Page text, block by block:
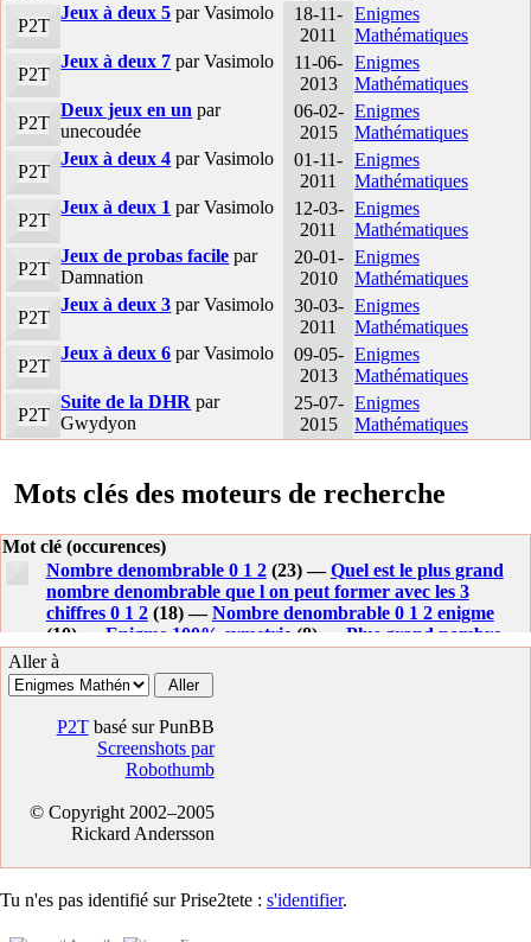
P2T
Jeux à deux 5 par Vasimolo
18-11-
2011
Enigmes
Mathématiques
P2T
Jeux à deux 7 par Vasimolo
11-06-
2013
Enigmes
Mathématiques
P2T
Deux jeux en un par
unecoudée
06-02-
2015
Enigmes
Mathématiques
P2T
Jeux à deux 4 par Vasimolo
01-11-
2011
Enigmes
Mathématiques
P2T
Jeux à deux 1 par Vasimolo
12-03-
2011
Enigmes
Mathématiques
P2T
Jeux de probas facile par
Damnation
20-01-
2010
Enigmes
Mathématiques
P2T
Jeux à deux 3 par Vasimolo
30-03-
2011
Enigmes
Mathématiques
P2T
Jeux à deux 6 par Vasimolo
09-05-
2013
Enigmes
Mathématiques
P2T
Suite de la DHR par
Gwydyon
25-07-
2015
Enigmes
Mathématiques
Mots clés des moteurs de recherche
Mot clé (occurences)
Nombre denombrable 0 1 2(23) —Quel est le plus grand
nombre denombrable que l on peut former avec les 3
chiffres 0 1 2(18) —Nombre denombrable 0 1 2 enigme
(10) — Enigme 100% symetrie (8) — Plus grand nombre
denombrable avec 0 1 2
denombrable 0 1 2(6) —
0 1 2 denombrable(4) —
denombrable(4) —Plus grand nombre avec 0 1 2
Enigme plus grand denombrable possible 0 1 2
Premier ou deuxieme a poser piece table ronde
des jetons sur une table ronde gagner a tous les coups
Enigme table ronde piece
(3) —Jeux deux 2(3) —
gagnante table ronde(3) —Jeu pour placer les gens a table
(2) — Placer gens a table sous forme de jeux
deux2(2) — Enigmes logiques table ronde sachant que le
gagnant est celui qui pose la derniere piece
Aller à
P2Tbasé sur PunBB
Screenshots par
Robothumb
© Copyright 2002–2005
Rickard Andersson
Tu n'es pas identifié sur Prise2tete : s'identifier.